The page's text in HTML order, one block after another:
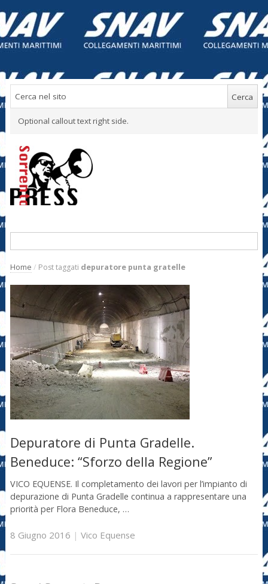
Optional callout text right side.
Home / Post taggati depuratore punta gratelle
Depuratore di Punta Gradelle.
Beneduce: “Sforzo della Regione”
VICO EQUENSE. Il completamento dei lavori per l’impianto di
depurazione di Punta Gradelle continua a rappresentare una
priorità per Flora Beneduce, …
8 Giugno 2016 | Vico Equense